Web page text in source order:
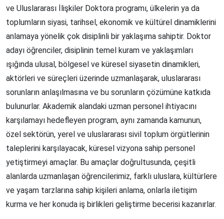
ve Uluslararası İlişkiler Doktora programı, ülkelerin ya da
toplumların siyasi, tarihsel, ekonomik ve kültürel dinamiklerini
anlamaya yönelik çok disiplinli bir yaklaşıma sahiptir. Doktor
adayı öğrenciler, disiplinin temel kuram ve yaklaşımları
ışığında ulusal, bölgesel ve küresel siyasetin dinamikleri,
aktörleri ve süreçleri üzerinde uzmanlaşarak, uluslararası
sorunların anlaşılmasına ve bu sorunların çözümüne katkıda
bulunurlar. Akademik alandaki uzman personel ihtiyacını
karşılamayı hedefleyen program, aynı zamanda kamunun,
özel sektörün, yerel ve uluslararası sivil toplum örgütlerinin
taleplerini karşılayacak, küresel vizyona sahip personel
yetiştirmeyi amaçlar. Bu amaçlar doğrultusunda, çeşitli
alanlarda uzmanlaşan öğrencilerimiz, farklı uluslara, kültürlere
ve yaşam tarzlarına sahip kişileri anlama, onlarla iletişim
kurma ve her konuda iş birlikleri geliştirme becerisi kazanırlar.